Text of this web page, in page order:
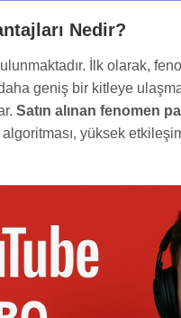
Nedir?
İlk olarak,
geniş bir kitleye
Satın alınan fenomen
yüksek